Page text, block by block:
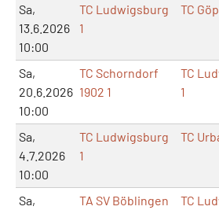
Sa,
13.6.2026
10:00
TC Ludwigsburg
1
TC
Sa,
20.6.2026
10:00
TC Schorndorf
1902 1
TC
1
Sa,
4.7.2026
10:00
TC Ludwigsburg
1
TC
Sa,
TA SV Böblingen
TC